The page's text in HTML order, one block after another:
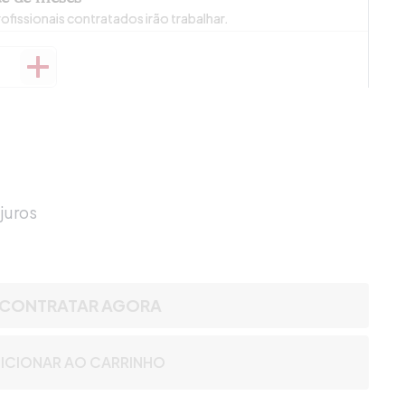
contratados irão trabalhar.